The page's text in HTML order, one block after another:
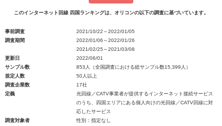
このインターネット回線 四国ランキングは、オリコンの以下の調査に基づいています。
事前調査
2021/10/22～2022/01/05
調査期間
2022/01/06～2022/01/26
2021/02/25～2021/03/08
更新日
2022/06/01
サンプル数
853人（全国調査における総サンプル数15,399人）
規定人数
50人以上
調査企業数
17社
定義
光回線／CATV事業者が提供するインターネット接続サービス
のうち、四国エリアにある個人向けの光回線／CATV回線に対
応したサービス
調査対象者
性別：指定なし